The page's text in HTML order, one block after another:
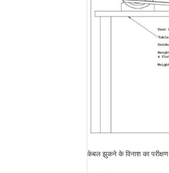
केबल झुकने के विनाश का परीक्षण